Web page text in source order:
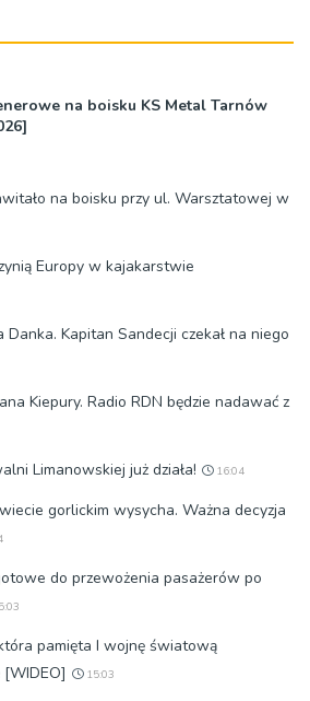
na boisku KS Metal Tarnów
na boisku przy ul. Warsztatowej w
Europy w kajakarstwie
Kapitan Sandecji czekał na niego
Kiepury. Radio RDN będzie nadawać z
Limanowskiej już działa! 16:04
gorlickim wysycha. Ważna decyzja
do przewożenia pasażerów po
pamięta I wojnę światową
15:03